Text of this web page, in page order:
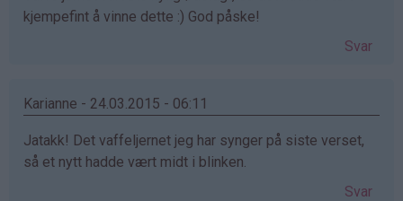
kjempefint å vinne dette :) God påske!
Svar
Karianne - 24.03.2015 - 06:11
Jatakk! Det vaffeljernet jeg har synger på siste verset,
så et nytt hadde vært midt i blinken.
Svar